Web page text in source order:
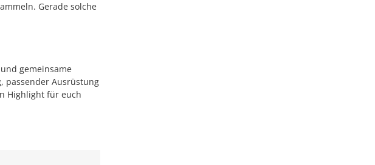
Gerade solche
gemeinsame
passender Ausrüstung
Highlight für euch